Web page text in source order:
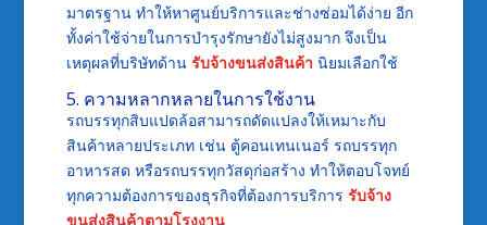
มาตรฐาน ทำให้หาศูนย์บริการและช่างซ่อมได้ง่าย อีก
ทั้งค่าใช้จ่ายในการบำรุงรักษายังไม่สูงมาก จึงเป็น
เหตุผลที่บริษัทด้าน รับจ้างขนส่งสินค้า นิยมเลือกใช้
5. ความหลากหลายในการใช้งาน
รถบรรทุกสิบแปดล้อสามารถดัดแปลงให้เหมาะกับ
สินค้าหลายประเภท เช่น ตู้คอนเทนเนอร์ รถบรรทุก
อาหารสด หรือรถบรรทุกวัสดุก่อสร้าง ทำให้ตอบโจทย์
ทุกความต้องการของธุรกิจที่ต้องการบริการ รับจ้าง
ขนส่งสินค้าตามโรงงาน